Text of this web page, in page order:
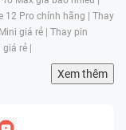
12 Pro chính hãng | Thay
giá rẻ | Thay pin
rẻ |
Xem thêm